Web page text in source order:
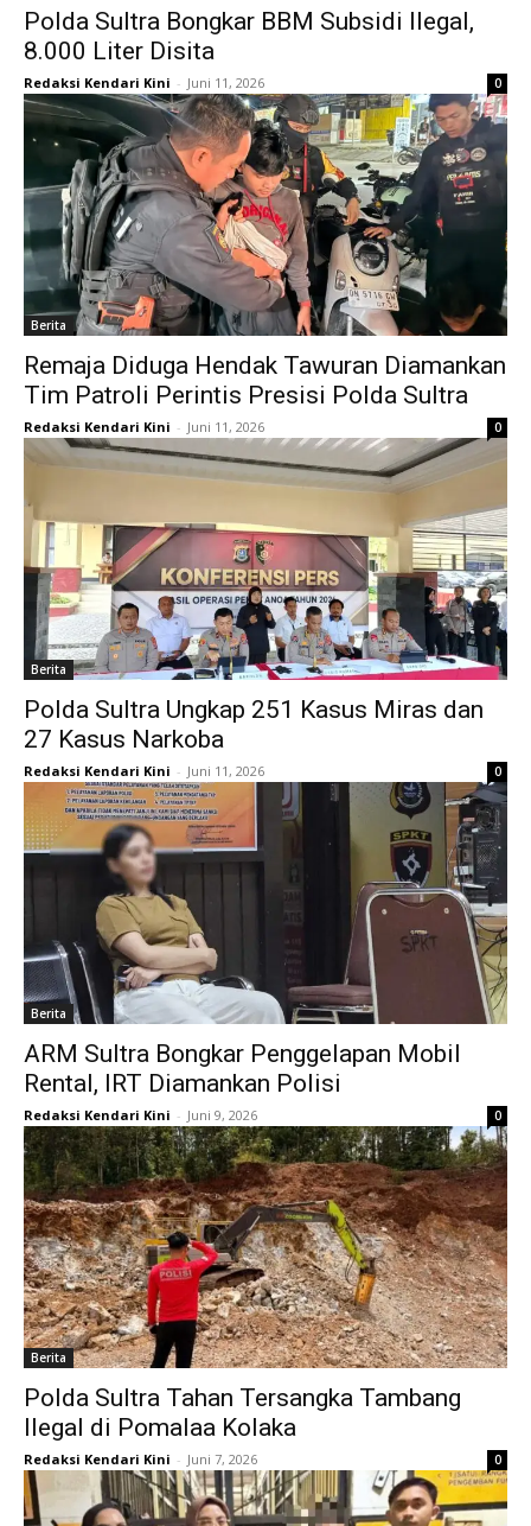
Polda Sultra Bongkar BBM Subsidi Ilegal,
8.000 Liter Disita
Redaksi Kendari Kini - Juni 11, 2026 0
Berita
Remaja Diduga Hendak Tawuran Diamankan
Tim Patroli Perintis Presisi Polda Sultra
Redaksi Kendari Kini - Juni 11, 2026 0
Berita
Polda Sultra Ungkap 251 Kasus Miras dan
27 Kasus Narkoba
Redaksi Kendari Kini - Juni 11, 2026 0
Berita
ARM Sultra Bongkar Penggelapan Mobil
Rental, IRT Diamankan Polisi
Redaksi Kendari Kini - Juni 9, 2026 0
Berita
Polda Sultra Tahan Tersangka Tambang
Ilegal di Pomalaa Kolaka
Redaksi Kendari Kini - Juni 7, 2026 0